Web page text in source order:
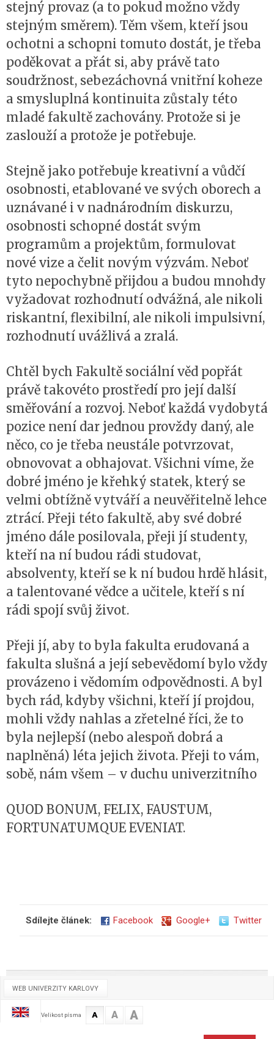
stejný provaz (a to pokud možno vždy
stejným směrem). Těm všem, kteří jsou
ochotni a schopni tomuto dostát, je třeba
poděkovat a přát si, aby právě tato
soudržnost, sebezáchovná vnitřní koheze
a smysluplná kontinuita zůstaly této
mladé fakultě zachovány. Protože si je
zaslouží a protože je potřebuje.
Stejně jako potřebuje kreativní a vůdčí
osobnosti, etablované ve svých oborech a
uznávané i v nadnárodním diskurzu,
osobnosti schopné dostát svým
programům a projektům, formulovat
nové vize a čelit novým výzvám. Neboť
tyto nepochybně přijdou a budou mnohdy
vyžadovat rozhodnutí odvážná, ale nikoli
riskantní, flexibilní, ale nikoli impulsivní,
rozhodnutí uvážlivá a zralá.
Chtěl bych Fakultě sociální věd popřát
právě takovéto prostředí pro její další
směřování a rozvoj. Neboť každá vydobytá
pozice není dar jednou provždy daný, ale
něco, co je třeba neustále potvrzovat,
obnovovat a obhajovat. Všichni víme, že
dobré jméno je křehký statek, který se
velmi obtížně vytváří a neuvěřitelně lehce
ztrácí. Přeji této fakultě, aby své dobré
jméno dále posilovala, přeji jí studenty,
kteří na ní budou rádi studovat,
absolventy, kteří se k ní budou hrdě hlásit,
a talentované vědce a učitele, kteří s ní
rádi spojí svůj život.
Přeji jí, aby to byla fakulta erudovaná a
fakulta slušná a její sebevědomí bylo vždy
provázeno i vědomím odpovědnosti. A byl
bych rád, kdyby všichni, kteří jí projdou,
mohli vždy nahlas a zřetelné říci, že to
byla nejlepší (nebo alespoň dobrá a
naplněná) léta jejich života. Přeji to vám,
sobě, nám všem – v duchu univerzitního
QUOD BONUM, FELIX, FAUSTUM,
FORTUNATUMQUE EVENIAT.
Sdílejte článek: Facebook Google+ Twitter
WEB UNIVERZITY KARLOVY
Velikost písma A A A